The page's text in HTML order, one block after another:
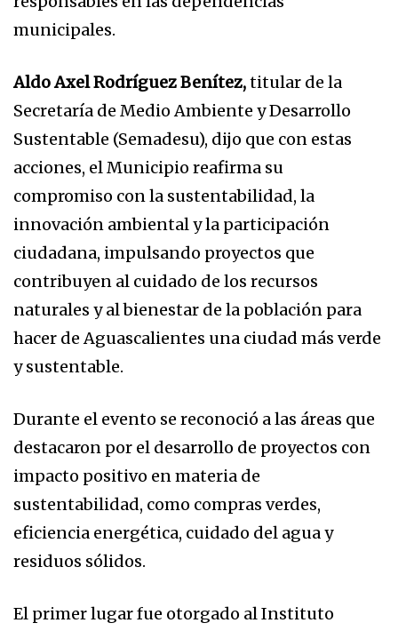
municipales.
Aldo Axel Rodríguez Benítez,titular de la
Secretaría de Medio Ambiente y Desarrollo
Sustentable (Semadesu), dijo que con estas
acciones, el Municipio reafirma su
compromiso con la sustentabilidad, la
innovación ambiental y la participación
ciudadana, impulsando proyectos que
contribuyen al cuidado de los recursos
naturales y al bienestar de la población para
hacer de Aguascalientes una ciudad más verde
y sustentable.
Durante el evento se reconoció a las áreas que
destacaron por el desarrollo de proyectos con
impacto positivo en materia de
sustentabilidad, como compras verdes,
eficiencia energética, cuidado del agua y
residuos sólidos.
El primer lugar fue otorgado al Instituto